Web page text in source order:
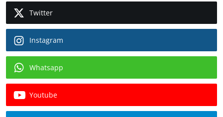
Twitter
Instagram
Whatsapp
Youtube